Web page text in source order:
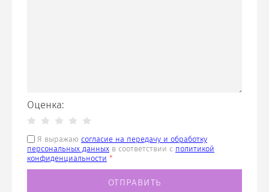
Оценка:
Я выражаю согласие на передачу и обработку
персональных данных в соответствии с политикой
конфиденциальности *